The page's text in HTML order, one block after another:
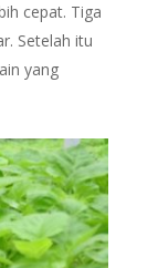
cepat. Tiga
Setelah itu
yang